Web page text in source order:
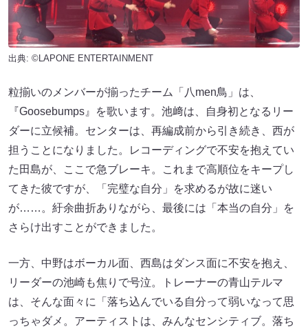
出典: ©LAPONE ENTERTAINMENT
粒揃いのメンバーが揃ったチーム「八men鳥」は、
『Goosebumps』を歌います。池﨑は、自身初となるリー
ダーに立候補。センターは、再編成前から引き続き、西が
担うことになりました。レコーディングで不安を抱えてい
た田島が、ここで急ブレーキ。これまで高順位をキープし
てきた彼ですが、「完璧な自分」を求めるが故に迷い
が……。紆余曲折ありながら、最後には「本当の自分」を
さらけ出すことができました。
一方、中野はボーカル面、西島はダンス面に不安を抱え、
リーダーの池崎も焦りで号泣。トレーナーの青山テルマ
は、そんな面々に「落ち込んでいる自分って弱いなって思
っちゃダメ。アーティストは、みんなセンシティブ。落ち